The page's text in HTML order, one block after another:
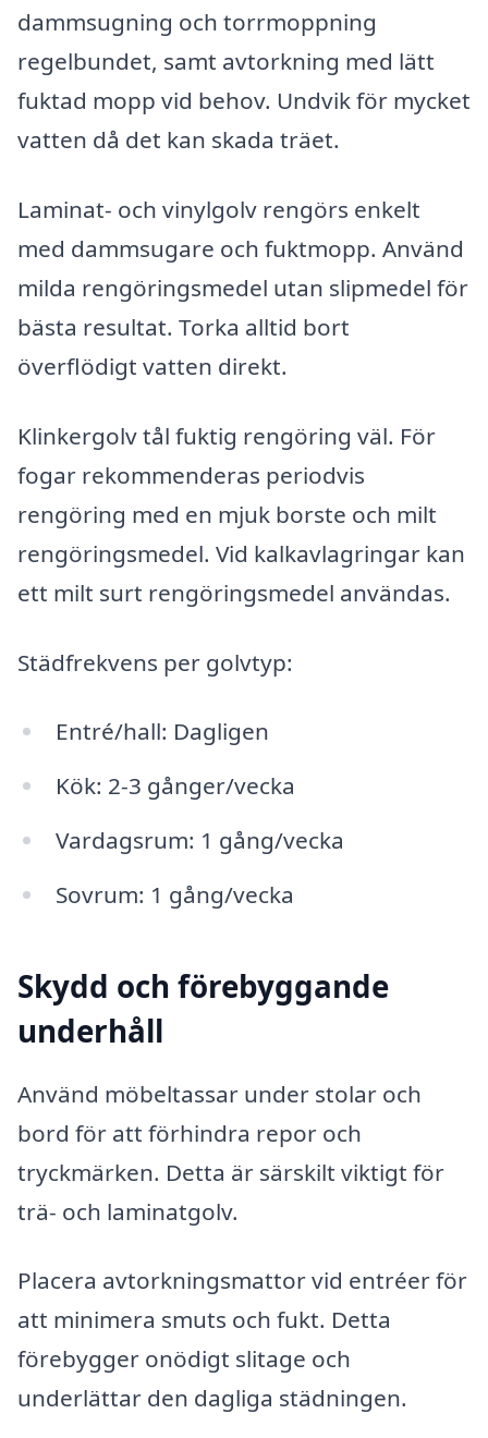
dammsugning och torrmoppning
regelbundet, samt avtorkning med lätt
fuktad mopp vid behov. Undvik för mycket
vatten då det kan skada träet.
Laminat- och vinylgolv rengörs enkelt
med dammsugare och fuktmopp. Använd
milda rengöringsmedel utan slipmedel för
bästa resultat. Torka alltid bort
överflödigt vatten direkt.
Klinkergolv tål fuktig rengöring väl. För
fogar rekommenderas periodvis
rengöring med en mjuk borste och milt
rengöringsmedel. Vid kalkavlagringar kan
ett milt surt rengöringsmedel användas.
Städfrekvens per golvtyp:
Entré/hall: Dagligen
Kök: 2-3 gånger/vecka
Vardagsrum: 1 gång/vecka
Sovrum: 1 gång/vecka
Skydd och förebyggande
underhåll
Använd möbeltassar under stolar och
bord för att förhindra repor och
tryckmärken. Detta är särskilt viktigt för
trä- och laminatgolv.
Placera avtorkningsmattor vid entréer för
att minimera smuts och fukt. Detta
förebygger onödigt slitage och
underlättar den dagliga städningen.